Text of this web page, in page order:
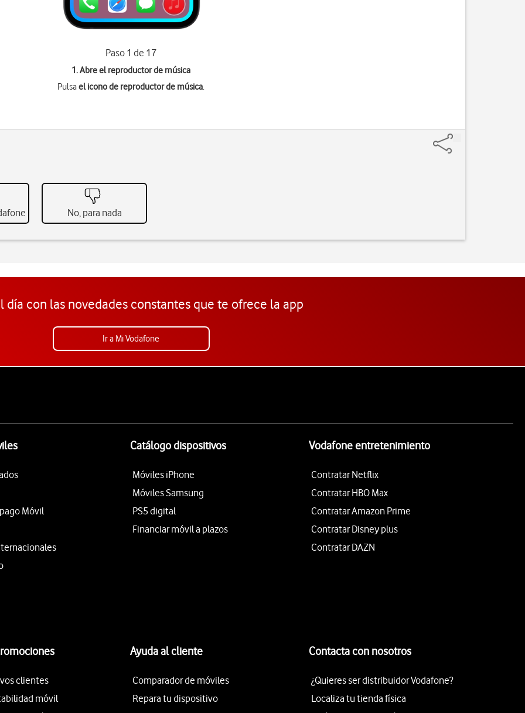
Paso 1 de 17
1. Abre el reproductor de música
Pulsael icono de reproductor de música.
No, para nada
día con las novedades constantes que te ofrece la app
Ir a Mi Vodafone
Móvil
Catálogo dispositivos
Móviles iPhone
Móviles Samsung
PS5 digital
Financiar móvil a plazos
Vodafone entretenimiento
Contratar Netflix
Contratar HBO Max
Contratar Amazon Prime
Contratar Disney plus
Contratar DAZN
clientes
móvil
Ayuda al cliente
Comparador de móviles
Repara tu dispositivo
Contacta con nosotros
¿Quieres ser distribuidor Vodafone?
Localiza tu tienda física